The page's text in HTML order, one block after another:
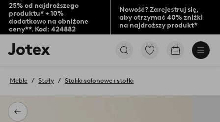
25% od najdroższego
produktu* + 10%
dodatkowo na obniżone
ceny**. Kod: 424882
Nowość? Zarejestruj się,
aby otrzymać 40% zniżki
na najdroższy produkt*
Logo
Jotex
na
stronę
PrzejdźPrzejdź
Powrót
Meble Stoły Stoliki salonowe i stołki